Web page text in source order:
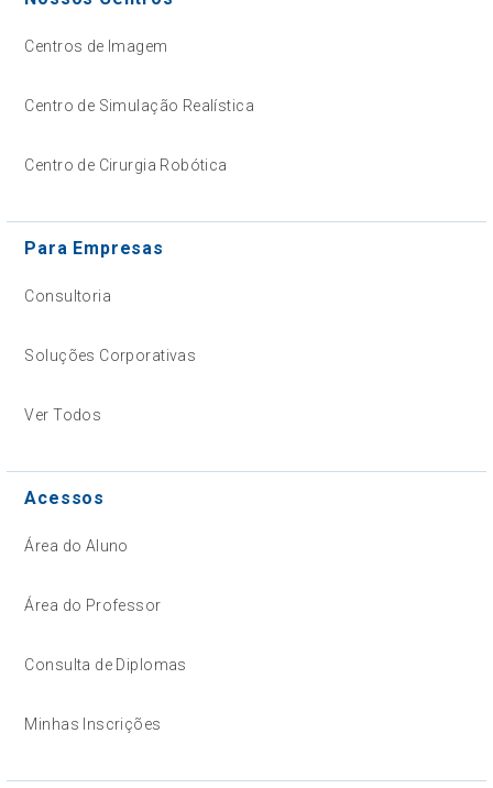
Centros de Imagem
Centro de Simulação Realística
Centro de Cirurgia Robótica
Para Empresas
Consultoria
Soluções Corporativas
Ver Todos
Acessos
Área do Aluno
Área do Professor
Consulta de Diplomas
Minhas Inscrições